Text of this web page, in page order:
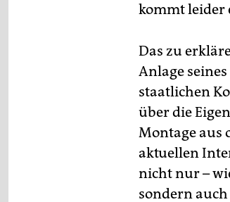
kommt leider
Das zu
Anlage
staatlichen
über die
Montage aus
aktuellen
nicht nur –
sondern